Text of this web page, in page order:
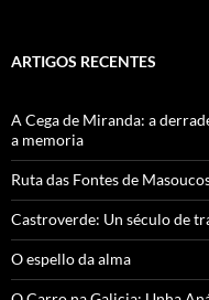
ARTIGOS RECENTES
A Cega de Miranda: a
a memoria
Ruta das Fontes de
Castroverde: Un século de
O espello da alma